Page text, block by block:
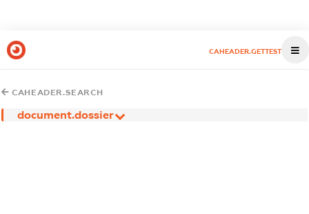
CAHEADER.GETTEST
CAHEADER.SEARCH
document.dossier